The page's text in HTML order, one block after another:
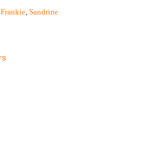
Frankie Sandrine